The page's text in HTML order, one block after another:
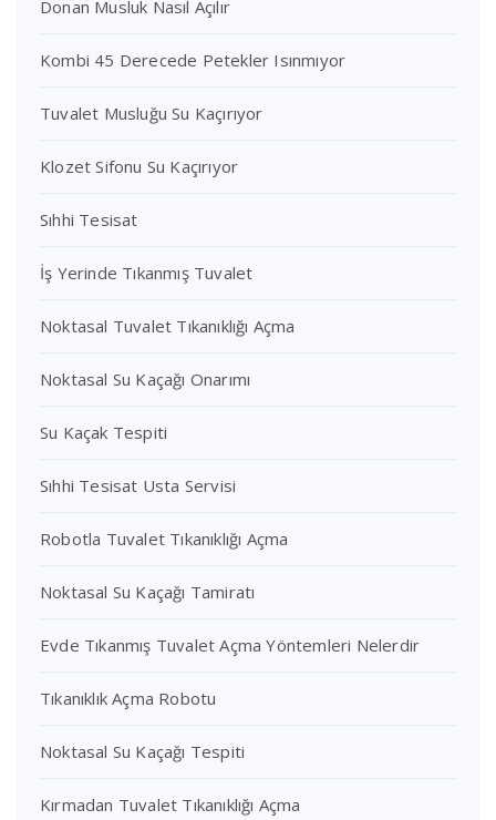
Donan Musluk Nasıl Açılır
Kombi 45 Derecede Petekler Isınmıyor
Tuvalet Musluğu Su Kaçırıyor
Klozet Sifonu Su Kaçırıyor
Sıhhi Tesisat
İş Yerinde Tıkanmış Tuvalet
Noktasal Tuvalet Tıkanıklığı Açma
Noktasal Su Kaçağı Onarımı
Su Kaçak Tespiti
Sıhhi Tesisat Usta Servisi
Robotla Tuvalet Tıkanıklığı Açma
Noktasal Su Kaçağı Tamiratı
Evde Tıkanmış Tuvalet Açma Yöntemleri Nelerdir
Tıkanıklık Açma Robotu
Noktasal Su Kaçağı Tespiti
Kırmadan Tuvalet Tıkanıklığı Açma